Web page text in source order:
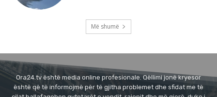
Më shumë
Ora24.tv është media online profesionale. Qëllimi jonë kryesor
është që të informojmë për të gjitha problemet dhe sfidat me të